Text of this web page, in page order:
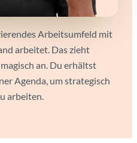
Arbeitsumfeld mit
arbeitet. Das zieht
an. Du erhältst
Agenda, um strategisch
arbeiten.